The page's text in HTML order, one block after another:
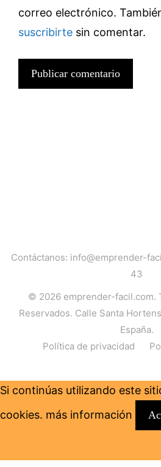
correo electrónico.
suscribirte sin comentar.
Contáctanos: info@emprender-
43
© 2026 emprender-facil.com.
Reservados. Calle Santa
España.
Política de privacidad
Si continúas utilizando este
cookies. más información